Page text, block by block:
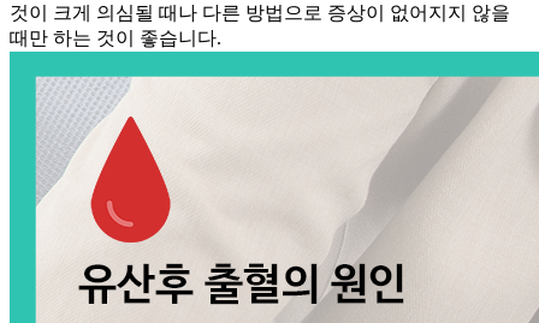
것이 크게 의심될 때나 다른 방법으로 증상이 없어지지 않을
때만 하는 것이 좋습니다.